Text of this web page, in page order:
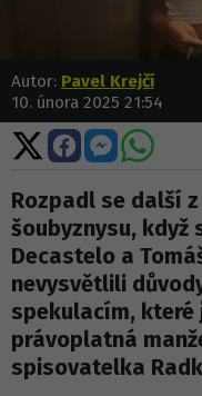
Autor: Pavel Krejčí
10. února 2025 21:54
Sdílet
na
X
Sdílet
na
Facebooku
Sdílet
na
Sdílet
Rozpadl se další
šoubyznysu, když
Decastelo a
nevysvětlili
spekulacím,
právoplatná
spisovatelka